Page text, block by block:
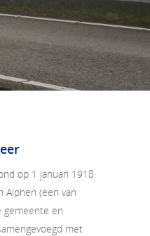
op 1 januari 1918
Alphen (een van
gemeente en
met